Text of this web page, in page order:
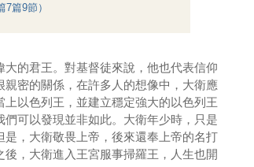
篇9節）
的君王。對基督徒來說，他也代表信仰
密的關係，在許多人的想像中，大衛應
以色列王，並建立穩定強大的以色列王
可以發現並非如此。大衛年少時，只是
，大衛敬畏上帝，後來還奉上帝的名打
，大衛進入王宮服事掃羅王，人生也開